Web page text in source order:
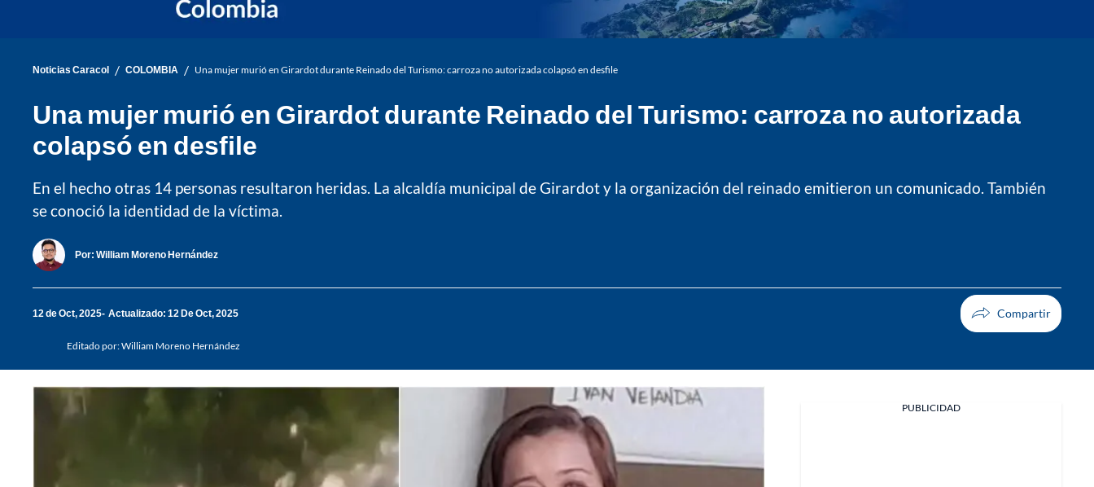
Noticias Caracol / COLOMBIA / Una mujer murió en Girardot durante Reinado del Turismo: carroza no autorizada colapsó en desfile
Una mujer murió en Girardot durante Reinado del Turismo: carroza no autorizada
colapsó en desfile
En el hecho otras 14 personas resultaron heridas. La alcaldía municipal de Girardot y la organización del reinado emitieron un comunicado. También
se conoció la identidad de la víctima.
Por: William Moreno Hernández
12 de Oct, 2025 Actualizado: 12 De Oct, 2025
Editado por:William Moreno Hernández
PUBLICIDAD